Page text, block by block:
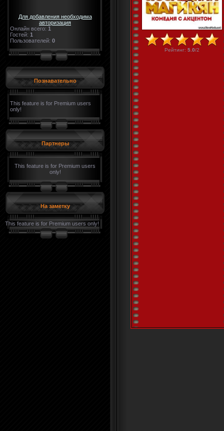
Для добавления необходима
авторизация
Онлайн всего: 1
Гостей: 1
Пользователей: 0
Познавательно
This feature is for Premium users
only!
Партнеры
This feature is for Premium users
only!
На заметку
This feature is for Premium users only!
Рейтинг: 5.0/2